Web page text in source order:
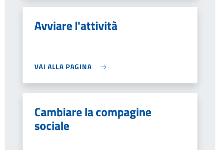
Avviare l'attività
VAI ALLA PAGINA
Cambiare la compagine
sociale